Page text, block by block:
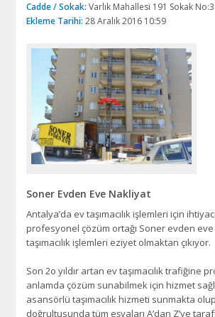
Cadde / Sokak: Varlık Mahallesi 191 Sokak No:3
Ekleme Tarihi: 28 Aralık 2016 10:59
Soner Evden Eve Nakliyat
Antalya’da ev taşımacılık işlemleri için
profesyonel çözüm ortağı Soner evden
taşımacılık işlemleri eziyet olmaktan çıkıyor.
Son 2o yıldır artan ev taşımacılık trafiğine
anlamda çözüm sunabilmek için hizmet
asansörlü taşımacılık hizmeti sunmakta
doğrultusunda tüm eşyaları A’dan Z’ye